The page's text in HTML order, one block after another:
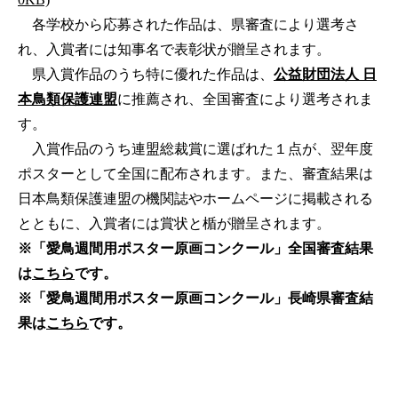
各学校から応募された作品は、県審査により選考さ
れ、入賞者には知事名で表彰状が贈呈されます。
県入賞作品のうち特に優れた作品は、 公益財団法人 日
本鳥類保護連盟に推薦され、全国審査により選考されま
す。
入賞作品のうち連盟総裁賞に選ばれた１点が、翌年度
ポスターとして全国に配布されます。また、審査結果は
日本鳥類保護連盟の機関誌やホームページに掲載される
とともに、入賞者には賞状と楯が贈呈されます。
※「愛鳥週間用ポスター原画コンクール」全国審査結果
はこちらです。
※「愛鳥週間用ポスター原画コンクール」長崎県審査結
果はこちらです。